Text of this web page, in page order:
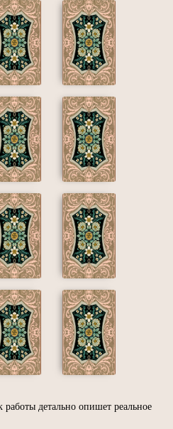
детально опишет реальное